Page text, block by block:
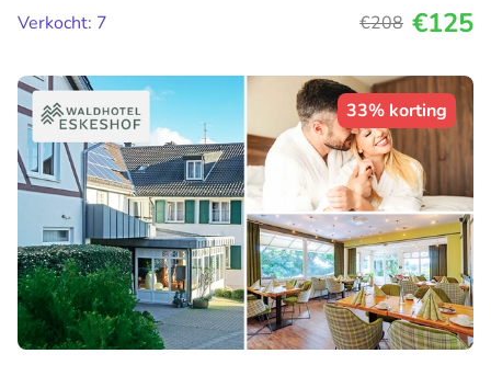
Verkocht: 7
€208 €125
33% korting